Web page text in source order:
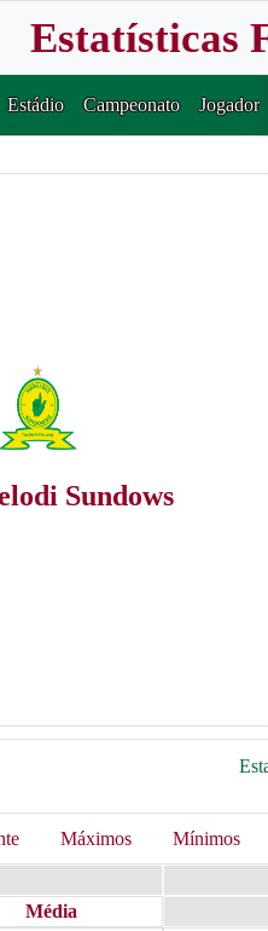
Estatísticas
Estádio Campeonato Jogador
Sundows
Máximos
Mínimos
Média